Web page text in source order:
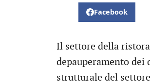
Facebook
Il settore della
depauperamento
strutturale del